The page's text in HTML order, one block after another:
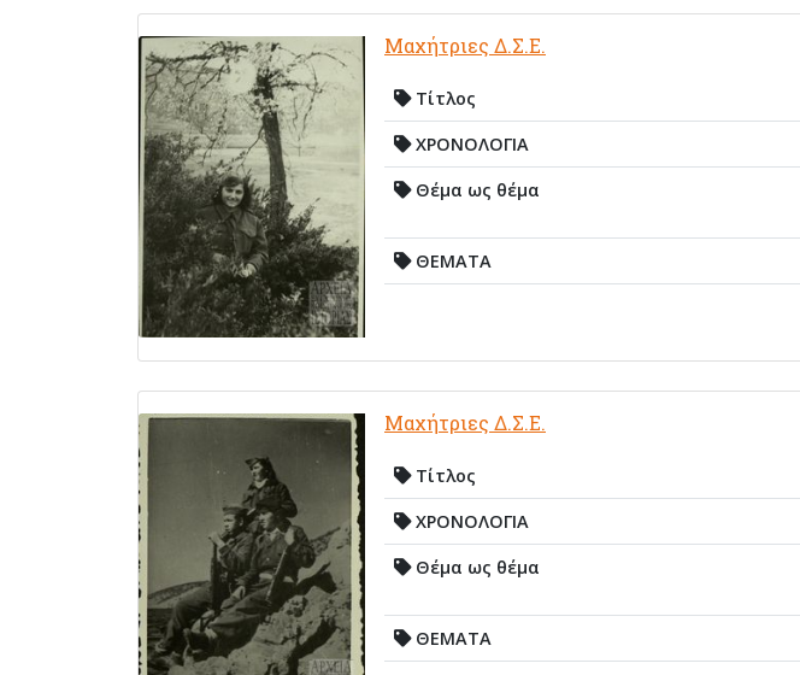
Μαχήτριες Δ.Σ.Ε.
Τίτλος
ΧΡΟΝΟΛΟΓΙΑ
Θέμα ως θέμα
ΘΕΜΑΤΑ
Μαχήτριες Δ.Σ.Ε.
Τίτλος
ΧΡΟΝΟΛΟΓΙΑ
Θέμα ως θέμα
ΘΕΜΑΤΑ